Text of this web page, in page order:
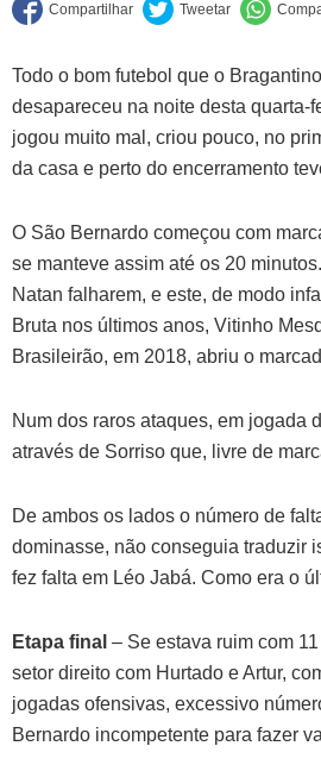
Todo o bom futebol que o
desapareceu na noite desta quarta-
jogou muito mal, criou pouco, no
da casa e perto do encerramento
O São Bernardo começou com
se manteve assim até os 20
Natan falharem, e este, de modo
Bruta nos últimos anos, Vitinho
Brasileirão, em 2018, abriu o
Num dos raros ataques, em jogada
através de Sorriso que, livre de
De ambos os lados o número de
dominasse, não conseguia traduzir
fez falta em Léo Jabá. Como era o
Etapa final – Se estava ruim com
setor direito com Hurtado e Artur,
jogadas ofensivas, excessivo
Bernardo incompetente para fazer